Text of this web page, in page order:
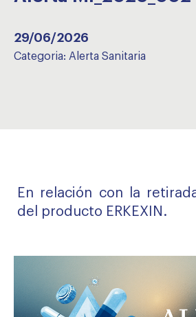
29/06/2026
Categoria: Alerta Sanitaria
En relación con la
del producto ERKEXIN.